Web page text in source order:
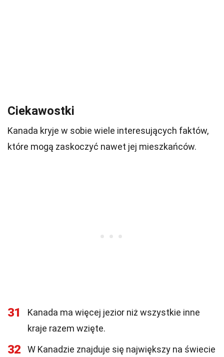
Ciekawostki
Kanada kryje w sobie wiele interesujących faktów,
które mogą zaskoczyć nawet jej mieszkańców.
31
Kanada ma więcej jezior niż wszystkie inne
kraje razem wzięte.
32
W Kanadzie znajduje się największy na świecie